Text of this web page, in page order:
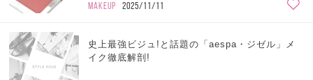
MAKEUP 2025/11/11
史上最強ビジュ!と話題の「aespa・ジゼル」メ
イク徹底解剖!